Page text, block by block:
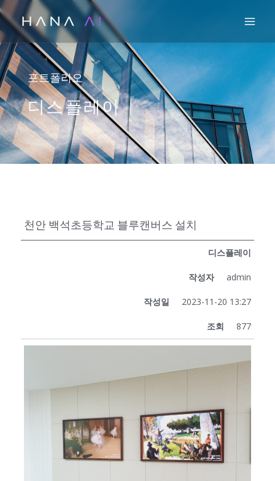
콘
텐
츠
로
건
너
뛰
기
포트폴리오
디스플레이
천안 백석초등학교 블루캔버스 설치
디스플레이
작성자 admin
작성일 2023-11-20 13:27
조회 877